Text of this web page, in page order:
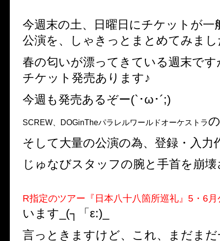
今週末の土、日曜日にチケットが一
公演を、しゃきっとまとめてみま
春の匂いが漂ってきている週末で
チケット発売あります♪
今週も発売あるぞー(`･ω･´;)
SCREW、DOGinTheパラレルワールドオーケストラ
そして大量の公演の為、登録・入力
じゅなびスタッフの腕と手首を崩壊
R指定のツアー『日本八十八箇所巡礼』5・6月
います_(┐「ε:)_
言っときますけど、これ、まだま